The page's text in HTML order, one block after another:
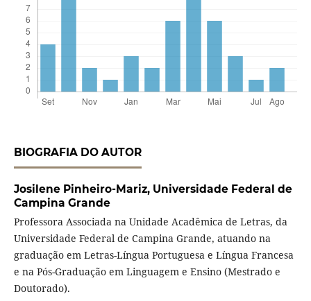
BIOGRAFIA DO AUTOR
Josilene Pinheiro-Mariz, Universidade Federal de
Campina Grande
Professora Associada na Unidade Acadêmica de Letras, da
Universidade Federal de Campina Grande, atuando na
graduação em Letras-Língua Portuguesa e Língua Francesa
e na Pós-Graduação em Linguagem e Ensino (Mestrado e
Doutorado).